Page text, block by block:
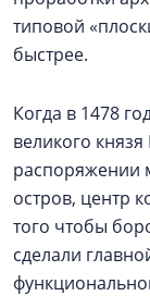
типовой
быстрее.
Когда в 1478
великого
распоряжении
остров, центр
того чтобы
сделали